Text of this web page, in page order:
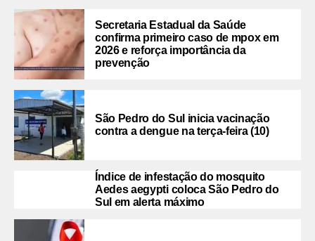
Secretaria Estadual da Saúde
confirma primeiro caso de mpox em
2026 e reforça importância da
prevenção
São Pedro do Sul inicia vacinação
contra a dengue na terça-feira (10)
Índice de infestação do mosquito
Aedes aegypti coloca São Pedro do
Sul em alerta máximo